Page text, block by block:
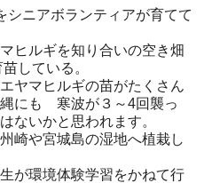
シニアボランティアが育てて
ヒルギを知り合いの空き畑
している。
ヤマヒルギの苗がたくさん
にも 寒波が３～4回襲っ
ないかと思われます。
崎や宮城島の湿地へ植栽し
が環境体験学習をかねて行